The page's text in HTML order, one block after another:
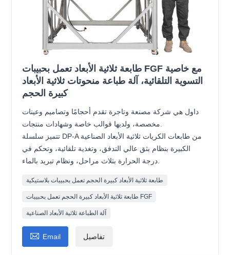
طابعة ثلاثية الأبعاد تعمل بحبيبات FGF مع خاصية
التسوية التلقائية، آلة طباعة منحوتات ثلاثية الأبعاد
كبيرة الحجم
داول هي شركة مصنعة وتاجرة تقدم أحجامًا وتصاميم وعينات
تتميز سلسلة DP-A من طابعات الكريات ثلاثية الأبعاد الصناعية
الكبيرة بنظام بثق عالي التدفق، وتغذية تلقائية، وتحكم في
طابعة ثلاثية الأبعاد كبيرة الحجم تعمل بحبيبات بلاستيكية
طابعة ثلاثية الأبعاد كبيرة الحجم تعمل بحبيبات FGF
آلة الطباعة ثلاثية الأبعاد الصناعية
 Email تفاصيل